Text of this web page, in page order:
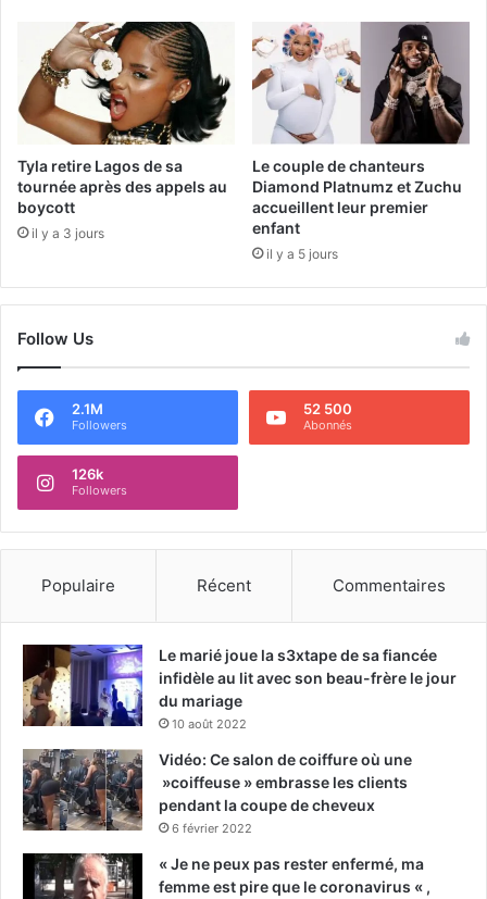
Tyla retire Lagos de sa
tournée après des appels au
boycott
il y a 3 jours
Le couple de chanteurs
Diamond Platnumz et Zuchu
accueillent leur premier
enfant
il y a 5 jours
Follow Us
2.1M
Followers
52 500
Abonnés
126k
Followers
Populaire Récent Commentaires
Le marié joue la s3xtape de sa fiancée
infidèle au lit avec son beau-frère le jour
du mariage
10 août 2022
Vidéo: Ce salon de coiffure où une
»coiffeuse » embrasse les clients
pendant la coupe de cheveux
6 février 2022
« Je ne peux pas rester enfermé, ma
femme est pire que le coronavirus « ,